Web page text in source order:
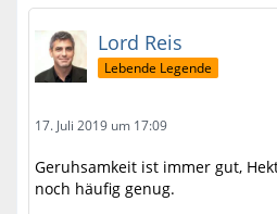
Lord Reis
Lebende Legende
17. Juli 2019 um 17:09
Geruhsamkeit ist immer gut,
noch häufig genug.